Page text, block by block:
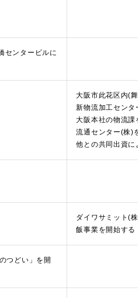
センタービルに
大阪市此花区内(
新物流加工センタ
大阪本社の物流課
流通センター(株)
他との共同出資に
ダイワサミット(
飯事業を開始する
つどい」を開